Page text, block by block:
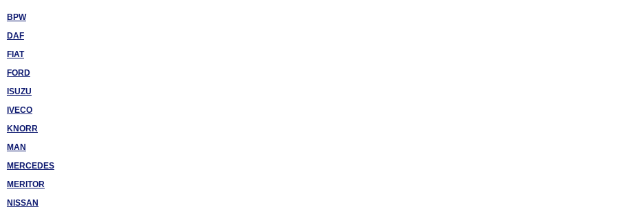
BPW
DAF
FIAT
FORD
ISUZU
IVECO
KNORR
MAN
MERCEDES
MERITOR
NISSAN